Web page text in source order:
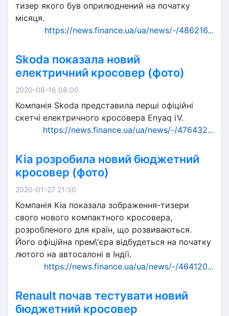
тизер якого був оприлюднений на початку
місяця.
https://news.finance.ua/ua/news/-/486216...
Skoda показала новий
електричний кросовер (фото)
2020-08-16 08:00
Компанія Skoda представила перші офіційні
скетчі електричного кросовера Enyaq iV.
https://news.finance.ua/ua/news/-/476432...
Kia розробила новий бюджетний
кросовер (фото)
2020-01-27 21:30
Компанія Kia показала зображення-тизери
свого нового компактного кросовера,
розробленого для країн, що розвиваються.
Його офіційна прем\'єра відбудеться на початку
лютого на автосалоні в Індії.
https://news.finance.ua/ua/news/-/464120...
Renault почав тестувати новий
бюджетний кросовер